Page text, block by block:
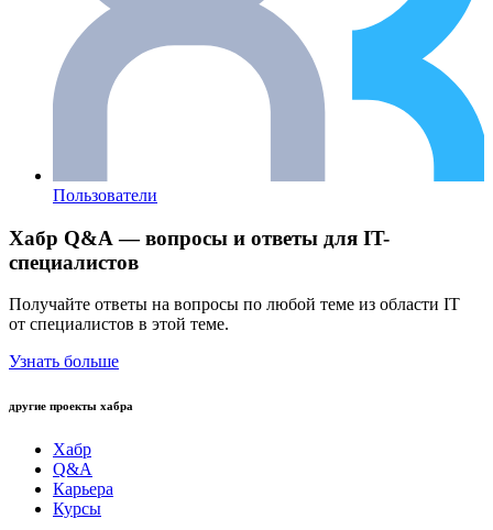
Пользователи
Хабр Q&A — вопросы и ответы для IT-
специалистов
Получайте ответы на вопросы по любой теме из области IT
от специалистов в этой теме.
Узнать больше
другие проекты хабра
Хабр
Q&A
Карьера
Курсы